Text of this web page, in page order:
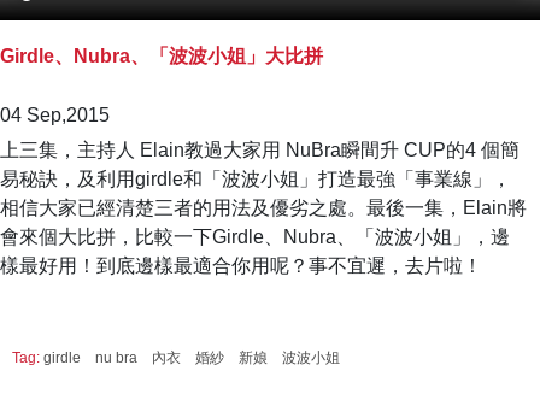
Girdle、Nubra、「波波小姐」大比拼
04 Sep,2015
上三集，主持人 Elain教過大家用 NuBra瞬間升 CUP的4 個簡
易秘訣，及利用girdle和「波波小姐」打造最強「事業線」，
相信大家已經清楚三者的用法及優劣之處。最後一集，Elain將
會來個大比拼，比較一下Girdle、Nubra、「波波小姐」，邊
樣最好用！到底邊樣最適合你用呢？事不宜遲，去片啦！
Tag: girdle nu bra 內衣 婚紗 新娘 波波小姐